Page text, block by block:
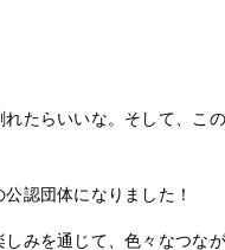
たらいいな。そして、こ
認団体になりました！
みを通じて、色々なつな